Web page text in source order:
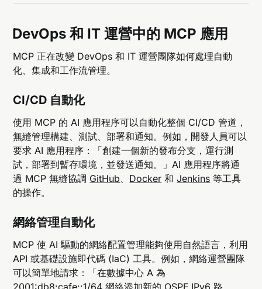
DevOps 和 IT 運營中的 MCP 應用
MCP 正在改變 DevOps 和 IT 運營團隊如何處理自動
化、集成和工作流管理。
CI/CD 自動化
使用 MCP 的 AI 應用程序可以自動化整個 CI/CD 管道，
無縫管理構建、測試、部署和通知。例如，開發人員可以
要求 AI 應用程序：「創建一個新的發布分支，運行測
試，部署到暫存環境，並發送通知。」AI 應用程序將通
過 MCP 無縫協調 GitHub、 Docker 和Jenkins 等工具
的操作。
網絡管理自動化
MCP 使 AI 驅動的網絡配置管理能夠使用自然語言，利用
API 或基礎設施即代碼 (IaC) 工具。例如，網絡運營團隊
可以簡單地請求：「在數據中心 A 為
2001:db8:cafe::1/64 網絡添加新的 OSPF IPv6 路